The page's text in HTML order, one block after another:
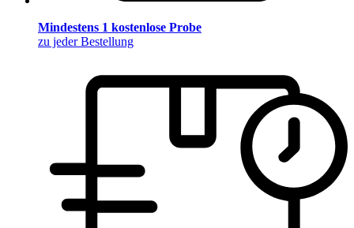
Mindestens 1 kostenlose Probe
zu jeder Bestellung